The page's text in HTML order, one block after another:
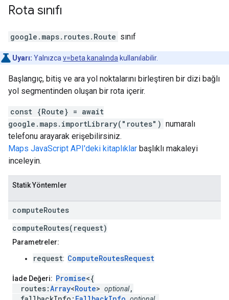
Rota sınıfı
google.maps.routes. Route sınıf
Uyarı: Yalnızcav=beta kanalında kullanılabilir.
Başlangıç, bitiş ve ara yol noktalarını birleştiren bir dizi bağlı
yol segmentinden oluşan bir rota içerir.
const {Route} = await
google.maps.importLibrary("routes") numaralı
telefonu arayarak erişebilirsiniz.
Maps JavaScript API'deki kitaplıklar başlıklı makaleyi
inceleyin.
Statik Yöntemler
computeRoutes
computeRoutes(request)
Parametreler:
request: ComputeRoutesRequest
İade Değeri: Promise<{
routes:Array<Route> optional,